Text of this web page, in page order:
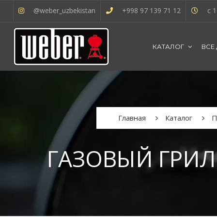
@weber_uzbekistan +998 97 139 71 12 с
КАТАЛОГ
ГАЗОВЫЙ ГРИЛЬ
Главная Каталог